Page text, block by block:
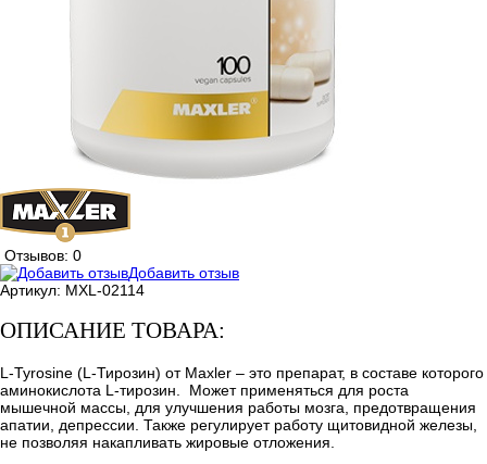
Отзывов: 0
Добавить отзыв
Артикул: MXL-02114
ОПИСАНИЕ ТОВАРА:
L-Tyrosine (L-Тирозин) от Maxler – это препарат, в составе которого
аминокислота L-тирозин. Может применяться для роста
мышечной массы, для улучшения работы мозга, предотвращения
апатии, депрессии. Также регулирует работу щитовидной железы,
не позволяя накапливать жировые отложения.